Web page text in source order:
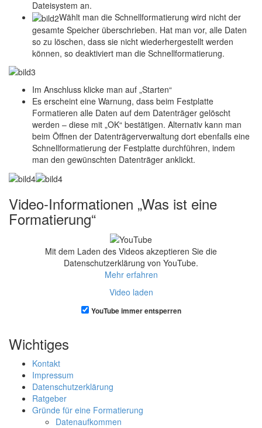
Dateisystem an.
Wählt man die Schnellformatierung wird nicht der
gesamte Speicher überschrieben. Hat man vor, alle Daten
so zu löschen, dass sie nicht wiederhergestellt werden
können, so deaktiviert man die Schnellformatierung.
Im Anschluss klicke man auf „Starten“
Es erscheint eine Warnung, dass beim Festplatte
Formatieren alle Daten auf dem Datenträger gelöscht
werden – diese mit „OK“ bestätigen. Alternativ kann man
beim Öffnen der Datenträgerverwaltung dort ebenfalls eine
Schnellformatierung der Festplatte durchführen, indem
man den gewünschten Datenträger anklickt.
Video-Informationen „Was ist eine
Formatierung“
Mit dem Laden des Videos akzeptieren Sie die
Datenschutzerklärung von YouTube.
Mehr erfahren
Video laden
YouTube immer entsperren
Wichtiges
Kontakt
Impressum
Datenschutzerklärung
Ratgeber
Gründe für eine Formatierung
Datenaufkommen